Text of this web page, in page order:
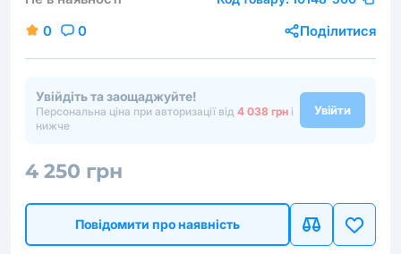
0 0 Поділитися
Увійдіть та заощаджуйте!
Персональна ціна при авторизації від 4 038 грн і
нижче
Увійти
4 250 грн
Повідомити про наявність